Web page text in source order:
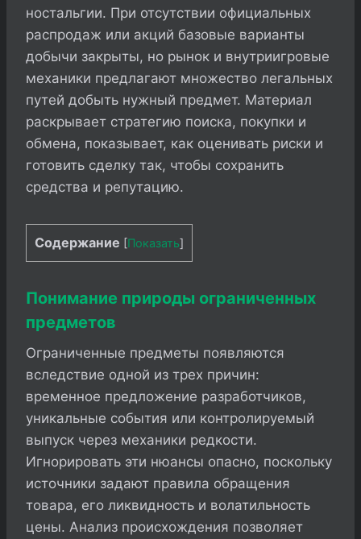
ностальгии. При отсутствии официальных
распродаж или акций базовые варианты
добычи закрыты, но рынок и внутриигровые
механики предлагают множество легальных
путей добыть нужный предмет. Материал
раскрывает стратегию поиска, покупки и
обмена, показывает, как оценивать риски и
готовить сделку так, чтобы сохранить
средства и репутацию.
Содержание [Показать]
Понимание природы ограниченных
предметов
Ограниченные предметы появляются
вследствие одной из трех причин:
временное предложение разработчиков,
уникальные события или контролируемый
выпуск через механики редкости.
Игнорировать эти нюансы опасно, поскольку
источники задают правила обращения
товара, его ликвидность и волатильность
цены. Анализ происхождения позволяет